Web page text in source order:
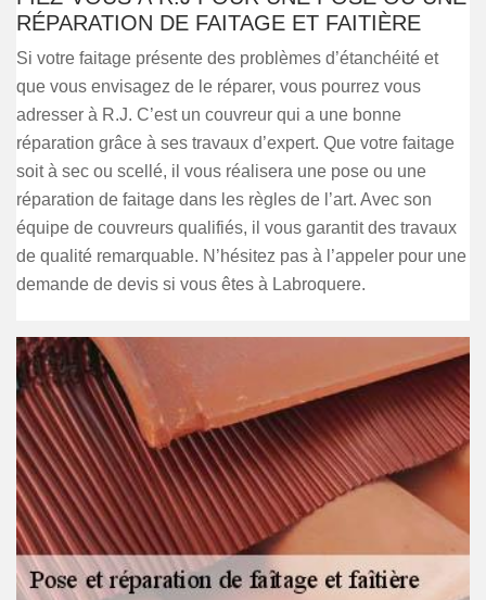
RÉPARATION DE FAITAGE ET FAITIÈRE
Si votre faitage présente des problèmes d’étanchéité et
que vous envisagez de le réparer, vous pourrez vous
adresser à R.J. C’est un couvreur qui a une bonne
réparation grâce à ses travaux d’expert. Que votre faitage
soit à sec ou scellé, il vous réalisera une pose ou une
réparation de faitage dans les règles de l’art. Avec son
équipe de couvreurs qualifiés, il vous garantit des travaux
de qualité remarquable. N’hésitez pas à l’appeler pour une
demande de devis si vous êtes à Labroquere.